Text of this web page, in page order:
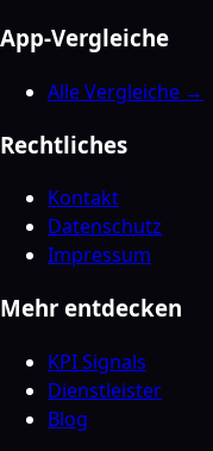
App-Vergleiche
Alle Vergleiche →
Rechtliches
Kontakt
Datenschutz
Impressum
Mehr entdecken
KPI Signals
Dienstleister
Blog